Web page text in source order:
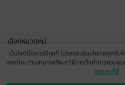
เลือกหมวดหมู่
บริการช่วยเหลือ
เว็บไซต์นี้มีการใช้คุกกี้ โปรดยอมรับนโยบายคุกกี้
ของท่าน ท่านสามารถศึกษาวิธีการตั้งค่าการควบคุ
ของเราที่นี่